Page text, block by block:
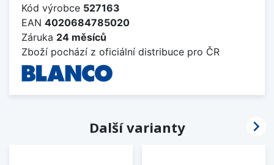
Kód výrobce 527163
EAN 4020684785020
Záruka 24 měsíců
Zboží pochází z oficiální distribuce pro ČR
Další varianty 